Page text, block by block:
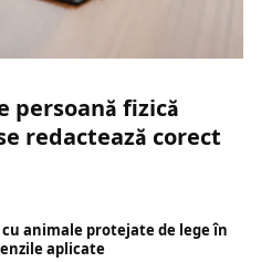
persoană fizică
redactează corect
animale protejate de lege în
aplicate